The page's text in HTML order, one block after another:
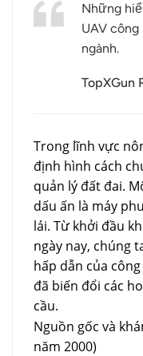
Những
UAV
ngành.
TopXGun
Trong lĩnh vực
định hình cách
quản lý đất đai.
dấu ấn là máy
lái. Từ khởi đầu
ngày nay, chúng
hấp dẫn của
đã biến đổi các
cầu.
Nguồn gốc và
năm 2000)